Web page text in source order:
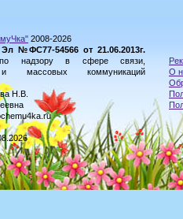
2008-2026
Эл №ФС77-54566 от 21.06.2013г.
надзору в сфере связи,
и массовых коммуникаций
Н.В.
О